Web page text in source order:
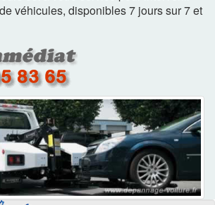
véhicules, disponibles 7 jours sur 7 et